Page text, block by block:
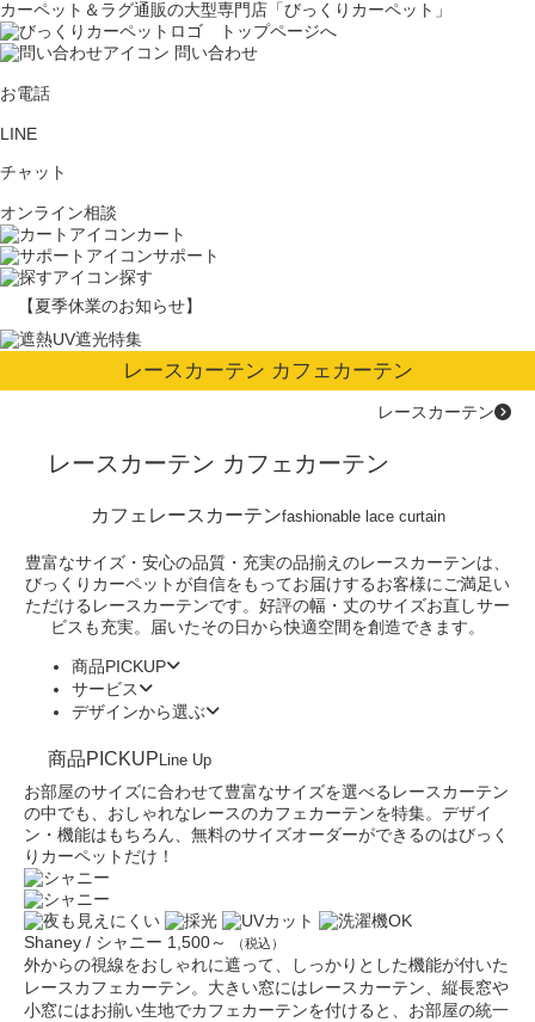
カーペット＆ラグ通販の大型専門店「びっくりカーペット」
問い合わせ
お電話
LINE
チャット
オンライン相談
カート
サポート
探す
【夏季休業のお知らせ】
レースカーテン カフェカーテン
レースカーテン
レースカーテン カフェカーテン
カフェレースカーテンfashionable lace curtain
豊富なサイズ・安心の品質・充実の品揃えのレースカーテンは、
びっくりカーペットが自信をもってお届けするお客様にご満足い
ただけるレースカーテンです。好評の幅・丈のサイズお直しサー
ビスも充実。届いたその日から快適空間を創造できます。
商品PICKUP
サービス
デザインから選ぶ
商品PICKUP Line Up
お部屋のサイズに合わせて豊富なサイズを選べるレースカーテン
の中でも、おしゃれなレースのカフェカーテンを特集。デザイ
ン・機能はもちろん、無料のサイズオーダーができるのはびっく
りカーペットだけ！
Shaney / シャニー 1,500～ （税込）
外からの視線をおしゃれに遮って、しっかりとした機能が付いた
レースカフェカーテン。大きい窓にはレースカーテン、縦長窓や
小窓にはお揃い生地でカフェカーテンを付けると、お部屋の統一